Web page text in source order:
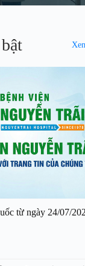
từ ngày 24/07/